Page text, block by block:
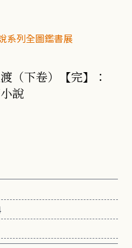
系列全圖鑑書展
（下卷）【完】：
說